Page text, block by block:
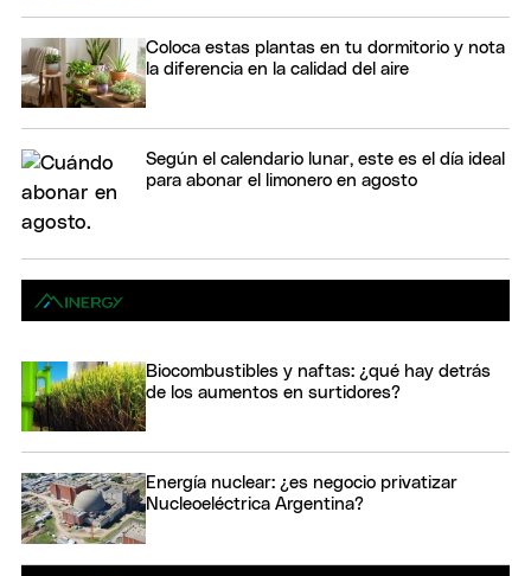
Coloca estas plantas en tu dormitorio y nota
la diferencia en la calidad del aire
Según el calendario lunar, este es el día ideal
para abonar el limonero en agosto
Biocombustibles y naftas: ¿qué hay detrás
de los aumentos en surtidores?
Energía nuclear: ¿es negocio privatizar
Nucleoeléctrica Argentina?